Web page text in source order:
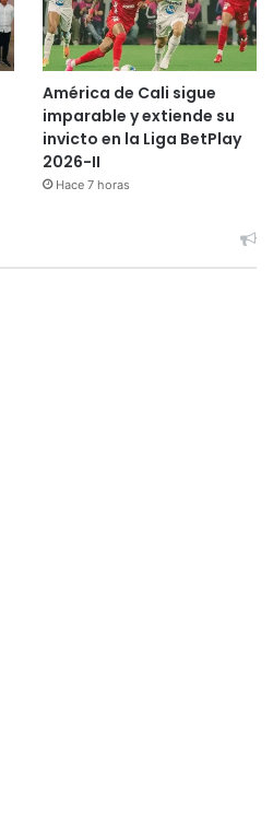
América de Cali sigue
imparable y extiende su
invicto en la Liga BetPlay
2026-II
Hace 7 horas